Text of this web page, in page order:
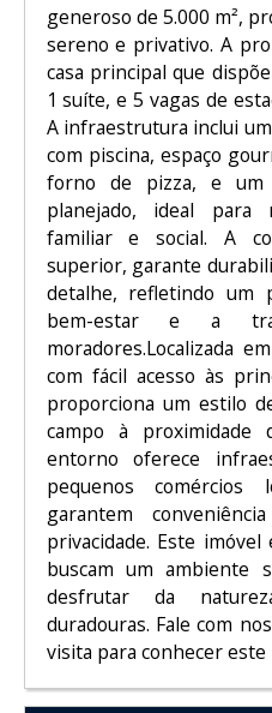
generoso de 5.000 m²,
sereno e privativo. A
casa principal que
1 suíte, e 5 vagas de
A infraestrutura inclui
com piscina, espaço
forno de pizza, e um
planejado, ideal para
familiar e social. A
superior, garante
detalhe, refletindo um
bem-estar e a
moradores.Localizada
com fácil acesso às
proporciona um estilo
campo à proximidade
entorno oferece
pequenos
garantem
privacidade. Este
buscam um ambiente
desfrutar da
duradouras. Fale com
visita para conhecer